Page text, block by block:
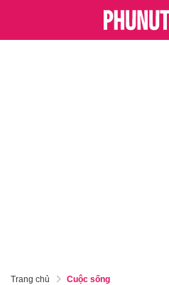
Trang chủ Cuộc sống